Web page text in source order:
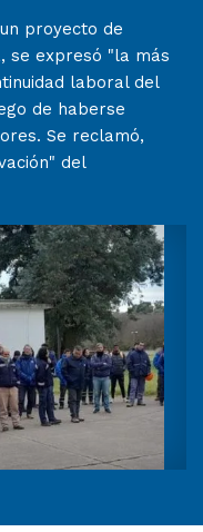
proyecto de
se expresó "la más
laboral del
de haberse
Se reclamó,
del